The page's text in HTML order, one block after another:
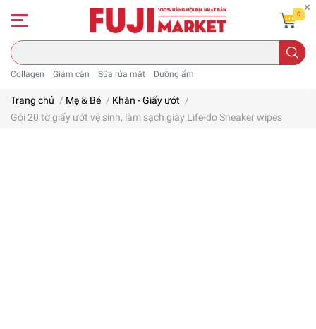
Collagen Giảm cân Sữa rửa mặt Dưỡng ẩm
0
Trang chủ / Mẹ & Bé / Khăn - Giấy ướt /
Gói 20 tờ giấy ướt vệ sinh, làm sạch giày Life-do Sneaker wipes